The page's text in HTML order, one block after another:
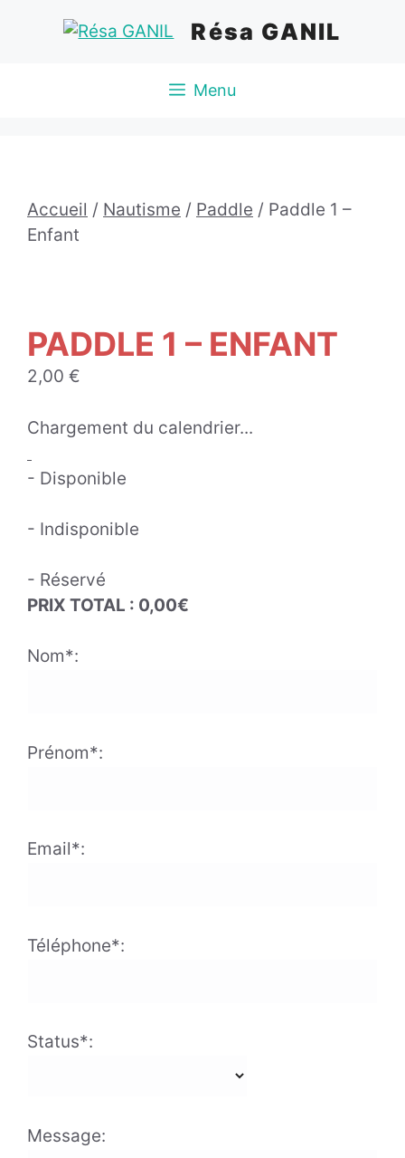
Résa GANIL
Menu
Accueil / Nautisme / Paddle / Paddle 1 –
Enfant
PADDLE 1 – ENFANT
2,00 €
Chargement du calendrier...
- Disponible
- Indisponible
- Réservé
PRIX TOTAL : 0,00€
Nom*:
Prénom*:
Email*:
Téléphone*:
Status*:
Message: